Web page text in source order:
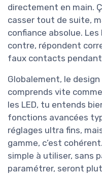
directement en main.
casser tout de suite,
confiance absolue.
contre, répondent
faux contacts
Globalement, le
comprends vite
les LED, tu entends
fonctions avancées
réglages ultra fins,
gamme, c’est
simple à utiliser, sans
paramétrer, seront